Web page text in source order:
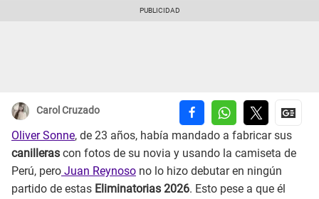
Carol Cruzado
Oliver Sonne, de 23 años, había mandado a fabricar sus
canilleras con fotos de su novia y usando la camiseta de
Perú, pero Juan Reynoso no lo hizo debutar en ningún
partido de estas Eliminatorias 2026. Esto pese a que él